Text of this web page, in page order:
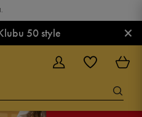
50 style ×